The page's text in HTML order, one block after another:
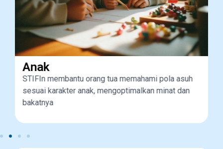
Anak
STIFIn membantu orang tua memahami pola asuh
sesuai karakter anak, mengoptimalkan minat dan
bakatnya